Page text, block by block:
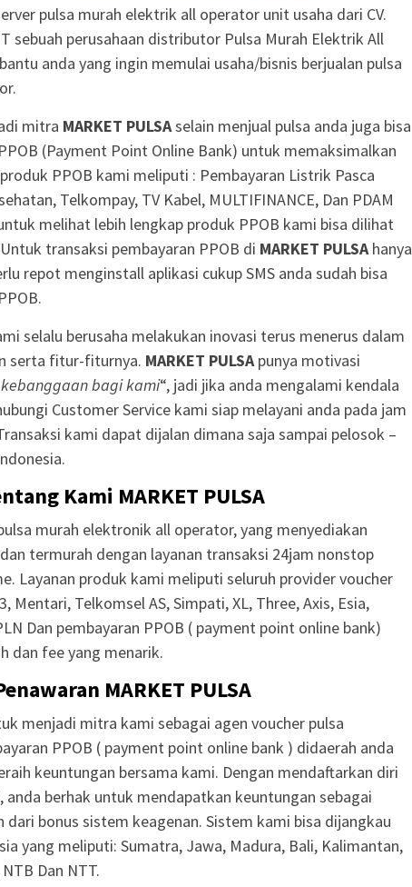
pulsa murah elektrik all operator unit usaha dari CV.
sebuah perusahaan distributor Pulsa Murah Elektrik All
anda yang ingin memulai usaha/bisnis berjualan pulsa
mitra MARKET PULSAselain menjual pulsa anda juga bisa
(Payment Point Online Bank) untuk memaksimalkan
PPOB kami meliputi : Pembayaran Listrik Pasca
Telkompay, TV Kabel, MULTIFINANCE, Dan PDAM
melihat lebih lengkap produk PPOB kami bisa dilihat
transaksi pembayaran PPOB di MARKET PULSAhanya
repot menginstall aplikasi cukup SMS anda sudah bisa
selalu berusaha melakukan inovasi terus menerus dalam
serta fitur-fiturnya. MARKET PULSApunya motivasi
bagi kami“, jadi jika anda mengalami kendala
Customer Service kami siap melayani anda pada jam
kami dapat dijalan dimana saja sampai pelosok –
Kami MARKET PULSA
murah elektronik all operator, yang menyediakan
termurah dengan layanan transaksi 24jam nonstop
Layanan produk kami meliputi seluruh provider voucher
Mentari, Telkomsel AS, Simpati, XL, Three, Axis, Esia,
Dan pembayaran PPOB ( payment point online bank)
dan fee yang menarik.
MARKET PULSA
menjadi mitra kami sebagai agen voucher pulsa
PPOB ( payment point online bank ) didaerah anda
keuntungan bersama kami. Dengan mendaftarkan diri
berhak untuk mendapatkan keuntungan sebagai
bonus sistem keagenan. Sistem kami bisa dijangkau
yang meliputi: Sumatra, Jawa, Madura, Bali, Kalimantan,
Dan NTT.